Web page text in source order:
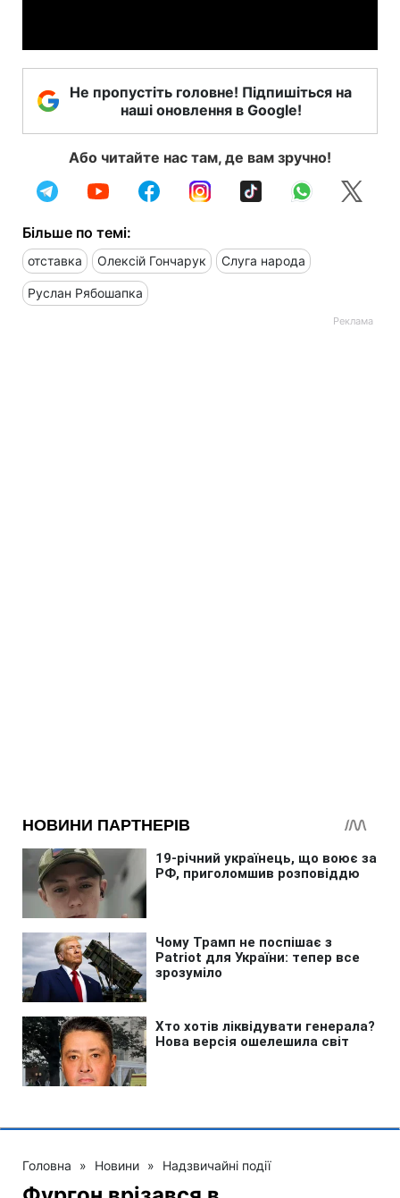
Не пропустіть головне! Підпишіться на
наші оновлення в Google!
Або читайте нас там, де вам зручно!
Більше по темі:
отставка Олексій Гончарук Слуга народа
Руслан Рябошапка
Головна » Новини » Надзвичайні події